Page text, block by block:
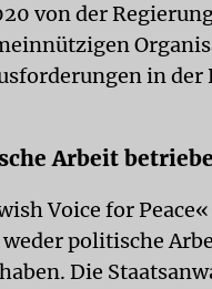
von der
in der
Arbeit
Voice for
politische
Die